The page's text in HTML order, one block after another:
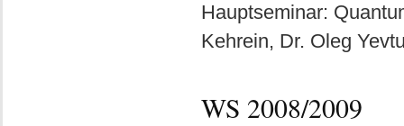
Hauptseminar:
Kehrein, Dr. Oleg
WS 2008/2009